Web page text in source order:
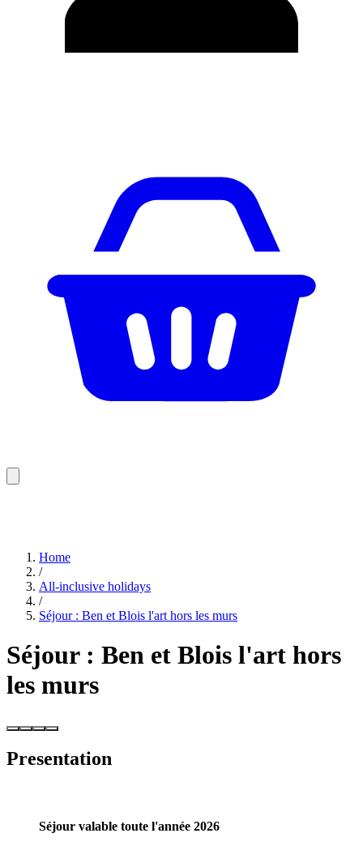
Home
/
All-inclusive holidays
/
Séjour : Ben et Blois l'art hors les murs
Séjour : Ben et Blois l'art hors
les murs
Presentation
Séjour valable toute l'année 2026